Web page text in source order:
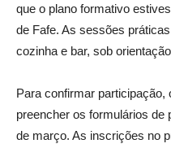
que o plano formativo
de Fafe. As sessões
cozinha e bar, sob
Para confirmar
preencher os formulários de
de março. As inscrições no